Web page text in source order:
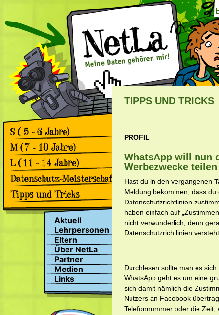
Games
Comics
Games
Comics
Games
Comics
Rückblick 2. Datenschutz-
Meisterschaft
Rückblick 1. Datenschutz-
Meisterschaft
Apps & Facebook
Surfen
Suchen
Aktuell
Lehrpersonen
Eltern
Über NetLa
Partner
Medien
Links
TIPPS UND TRICKS
PROFIL
WhatsApp will nun
Werbezwecke teilen
Hast du in den vergangenen
Meldung bekommen, dass
Datenschutzrichtlinien
haben einfach auf
nicht verwunderlich, denn
Datenschutzrichtlinien
Durchlesen sollte man es
WhatsApp geht es um eine
sich damit nämlich die
Nutzers an Facebook
Telefonnummer oder die